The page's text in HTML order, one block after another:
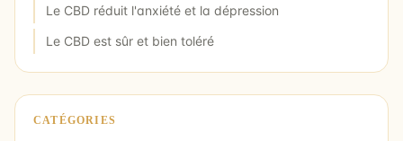
Le CBD réduit l'anxiété et la dépression
Le CBD est sûr et bien toléré
CATÉGORIES